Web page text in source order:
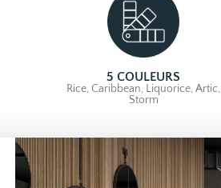
5 COULEURS
Rice, Caribbean, Liquorice, Artic,
Storm